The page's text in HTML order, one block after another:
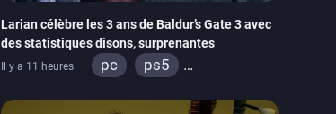
Larian célèbre les 3 ans de Baldur’s Gate 3 avec
des statistiques disons, surprenantes
Il y a 11 heures pc
ps5